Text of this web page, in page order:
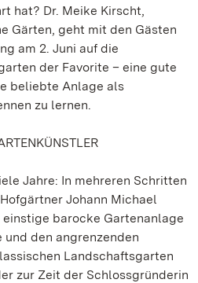
hat? Dr. Meike Kirscht,
Gärten, geht mit den Gästen
am 2. Juni auf die
der Favorite – eine gute
beliebte Anlage als
zu lernen.
Jahre: In mehreren Schritten
Johann Michael
barocke Gartenanlage
und den angrenzenden
Landschaftsgarten
zur Zeit der Schlossgründerin